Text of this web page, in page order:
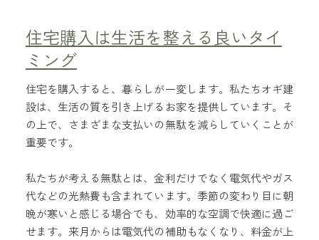
住宅購入は生活を整える良いタイ
ミング
住宅を購入すると、暮らしが一変します。私たちオギ建
設は、生活の質を引き上げるお家を提供しています。そ
の上で、さまざまな支払いの無駄を減らしていくことが
重要です。
私たちが考える無駄とは、金利だけでなく電気代やガス
代などの光熱費も含まれています。季節の変わり目に朝
晩が寒いと感じる場合でも、効率的な空調で快適に過ご
せます。来月からは電気代の補助もなくなり、料金が上